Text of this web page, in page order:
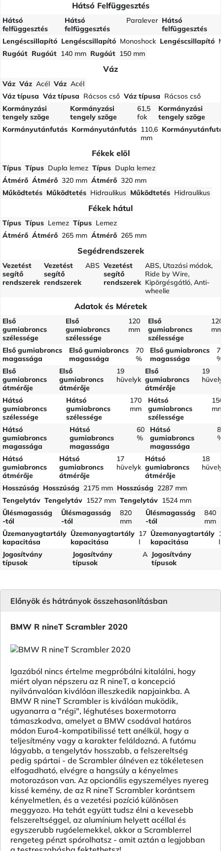
Hátsó Felfüggesztés
Hátsó
felfüggesztés
Hátsó
felfüggesztés
Paralever Hátsó
felfüggesztés
Lengéscsillapító Lengéscsillapító Monoshock Lengéscsillapító
Rugóút Rugóút 140 mm Rugóút 150 mm
Váz
Váz Váz Acél Váz Acél
Váz típusa Váz típusa Rácsos cső Váz típusa Rácsos cső
Kormányzási
tengely szöge
Kormányzási
tengely szöge
61,5
fok
Kormányzási
tengely szöge
Kormányutánfutás Kormányutánfutás 110,6
mm
Fékek elöl
Típus Típus Dupla lemez Típus Dupla lemez
Átmérő Átmérő 320 mm Átmérő 320 mm
Működtetés Működtetés Hidraulikus Működtetés Hidraulikus
Fékek hátul
Típus Típus Lemez Típus Lemez
Átmérő Átmérő 265 mm Átmérő 265 mm
Segédrendszerek
Vezetést
segítő
rendszerek
Vezetést
segítő
rendszerek
ABS Vezetést
segítő
rendszerek
ABS, Utazási módok,
Ride by Wire,
Kipörgésgátló, Anti-
wheelie
Adatok és Méretek
Első
gumiabroncs
szélessége
Első
gumiabroncs
szélessége
120
mm
Első
gumiabroncs
szélessége
Első gumiabroncs
magassága
Első gumiabroncs
magassága
70
%
Első gumiabroncs
magassága
Első
gumiabroncs
átmérője
Első
gumiabroncs
átmérője
19
hüvelyk
Első
gumiabroncs
átmérője
19
Hátsó
gumiabroncs
szélessége
Hátsó
gumiabroncs
szélessége
170
mm
Hátsó
gumiabroncs
szélessége
Hátsó
gumiabroncs
magassága
Hátsó
gumiabroncs
magassága
60
%
Hátsó
gumiabroncs
magassága
Hátsó
gumiabroncs
átmérője
Hátsó
gumiabroncs
átmérője
17
hüvelyk
Hátsó
gumiabroncs
átmérője
18
Hosszúság Hosszúság 2175 mm Hosszúság 2287 mm
Tengelytáv Tengelytáv 1527 mm Tengelytáv 1524 mm
Ülésmagasság
-tól
Ülésmagasság
-tól
820
mm
Ülésmagasság
-tól
840
mm
Üzemanyagtartály
kapacitása
Üzemanyagtartály
kapacitása
17
l
Üzemanyagtartály
kapacitása
l
Jogosítvány
típusok
Jogosítvány
típusok
A Jogosítvány
típusok
Előnyök és hátrányok összehasonlításban
BMW R nineT Scrambler 2020
Igazából nincs értelme megpróbálni kitalálni, hogy
miért olyan népszeru az R nineT, a koncepció
nyilvánvalóan kiválóan illeszkedik napjainkba. A
BMW R nineT Scrambler is kiválóan muködik,
ugyanarra a "régi", léghutéses boxermotorra
támaszkodva, amelyet a BMW csodával határos
módon Euro4-kompatibilissé tett anélkül, hogy a
teljesítmény vagy a karakter feláldozná. A futómu
lágyabb, a tengelytáv hosszabb, a felszereltség
pedig spártai - de Scrambler álnéven ez tökéletesen
elfogadható, elvégre a hangsúly a kényelmes
motorozáson van. Az opcionális egyszemélyes nyereg
kissé kemény, de az R nineT Scrambler korántsem
kényelmetlen, és a vezetési pozíció különösen
meggyozo. Ha tehát együtt tudsz élni a kevesebb
felszereltséggel, az alumínium helyett acéllal és
egyszerubb rugóelemekkel, akkor a Scramblerrel
rengeteg pénzt spórolhatsz - amit aztán a legjobban